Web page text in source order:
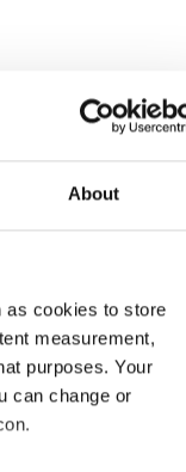
About
as cookies to store
measurement,
purposes. Your
can change or
på Dagens Opinion.